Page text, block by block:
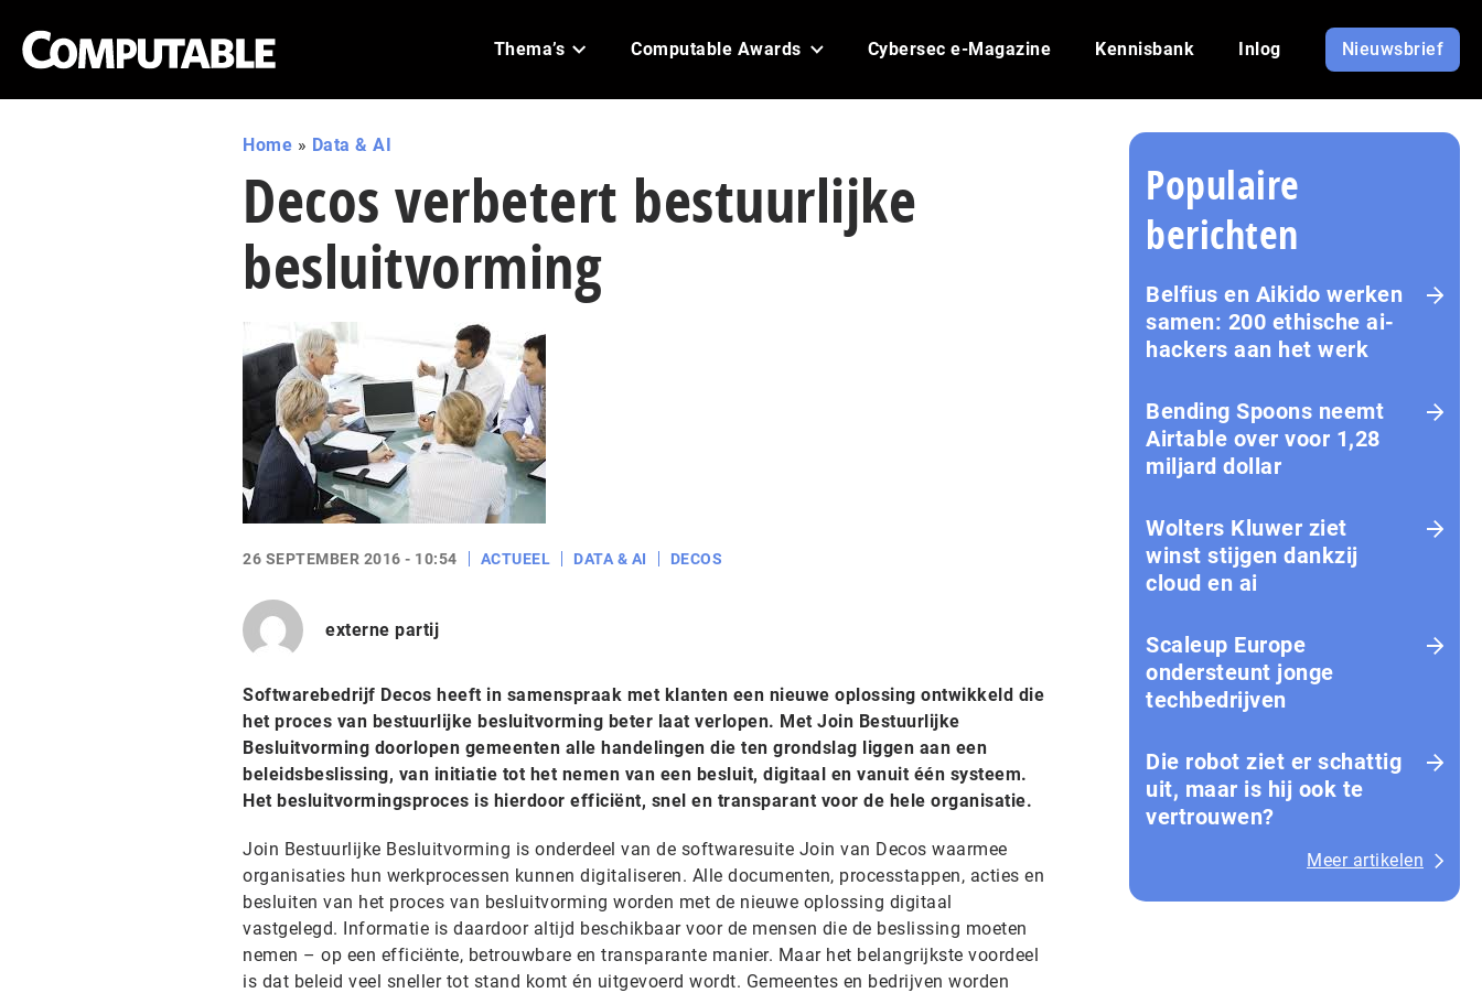
Thema’s Computable Awards Cybersec e-Magazine Kennisbank Inlog Nieuwsbrief
Home » Data & AI
Decos verbetert bestuurlijke
besluitvorming
26 SEPTEMBER 2016 - 10:54 ACTUEEL DATA & AI DECOS
externe partij
Softwarebedrijf Decos heeft in samenspraak met klanten een nieuwe oplossing ontwikkeld die
het proces van bestuurlijke besluitvorming beter laat verlopen. Met Join Bestuurlijke
Besluitvorming doorlopen gemeenten alle handelingen die ten grondslag liggen aan een
beleidsbeslissing, van initiatie tot het nemen van een besluit, digitaal en vanuit één systeem.
Het besluitvormingsproces is hierdoor efficiënt, snel en transparant voor de hele organisatie.
Join Bestuurlijke Besluitvorming is onderdeel van de softwaresuite Join van Decos waarmee
organisaties hun werkprocessen kunnen digitaliseren. Alle documenten, processtappen, acties en
besluiten van het proces van besluitvorming worden met de nieuwe oplossing digitaal
vastgelegd. Informatie is daardoor altijd beschikbaar voor de mensen die de beslissing moeten
nemen – op een efficiënte, betrouwbare en transparante manier. Maar het belangrijkste voordeel
is dat beleid veel sneller tot stand komt én uitgevoerd wordt. Gemeentes en bedrijven worden
Populaire
berichten
Belfius en Aikido werken
samen: 200 ethische ai-
hackers aan het werk
Bending Spoons neemt
Airtable over voor 1,28
miljard dollar
Wolters Kluwer ziet
winst stijgen dankzij
cloud en ai
Scaleup Europe
ondersteunt jonge
techbedrijven
Die robot ziet er schattig
uit, maar is hij ook te
vertrouwen?
Meer artikelen